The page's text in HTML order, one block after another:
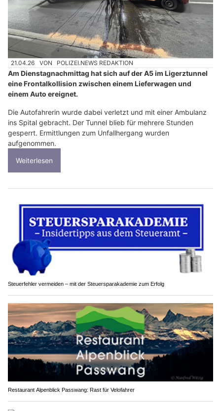
21.04.26 VON POLIZEI.NEWS REDAKTION
Am Dienstagnachmittag hat sich auf der A5 im Ligerztunnel
eine Frontalkollision zwischen einem Lieferwagen und
einem Auto ereignet.
Die Autofahrerin wurde dabei verletzt und mit einer Ambulanz
ins Spital gebracht. Der Tunnel blieb für mehrere Stunden
gesperrt. Ermittlungen zum Unfallhergang wurden
aufgenommen.
Weiterlesen
Steuerfehler vermeiden – mit der Steuersparakademie zum Erfolg
Restaurant Alpenblick Passwang: Rast für Velofahrer